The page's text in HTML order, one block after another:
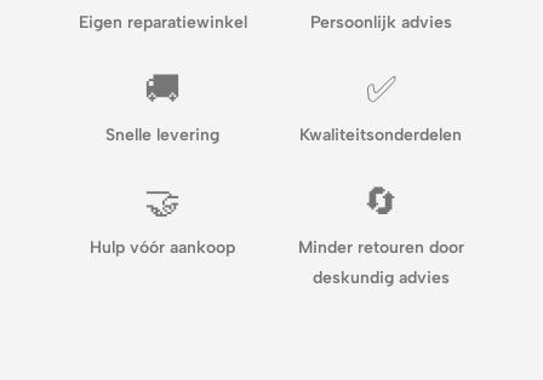
Eigen reparatiewinkel Persoonlijk advies
🚚
Snelle levering
✅
Kwaliteitsonderdelen
🤝
Hulp vóór aankoop
🔄
Minder retouren door
deskundig advies